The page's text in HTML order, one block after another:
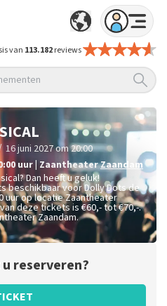
van 113.182reviews
16 juni 2027 om 20:00
uur ZaantheaterZaandam
Dan heeft u geluk!
beschikbaar voor Dolly Dots de
uur op locatie Zaantheater
deze tickets is €60,- tot €70,-.
Zaandam.
reserveren?